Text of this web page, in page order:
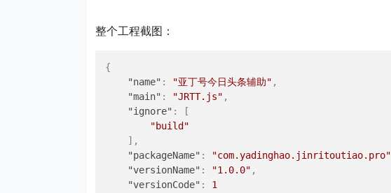
整个工程截图：
{
"name" : "亚丁号今日头条辅助" ,
"main" : "JRTT.js" ,
"ignore" :
[
"build"
] ,
"packageName" : "com.yadinghao.jinritoutiao.pro"
"versionName" : "1.0.0" ,
"versionCode" :
1